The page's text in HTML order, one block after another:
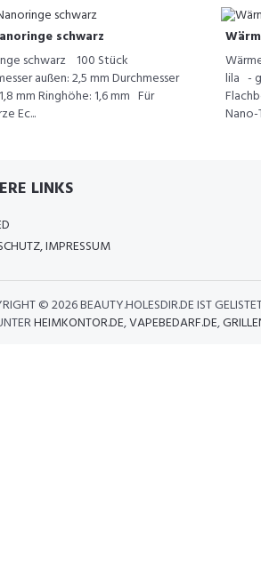
schwarz
schwarz 100 Stück
außen: 2,5 mm Durchmesser
mm Ringhöhe: 1,6 mm Für
Ec...
lila -
Nano-
LINKS
IMPRESSUM
©2026 BEAUTY.HOLESDIR.DE IST
HEIMKONTOR.DE,VAPEBEDARF.DE,